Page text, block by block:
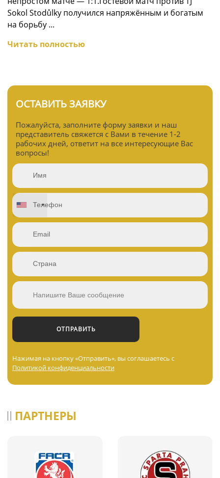
Sokol Stodůlky получился напряжённым и богатым
на борьбу ...
Читать полностью
ОСТАВИТЬ ЗАЯВКУ
Пожалуйста, заполните форму заявки и наш
представитель свяжется с Вами в течение 1-2
рабочих дней, ответит на все интересующие Вас
вопросы!
Нажимая на кнопку «Отправить», вы соглашаетесь с
Политикой конфиденциальности
ПАРТНЕРЫ